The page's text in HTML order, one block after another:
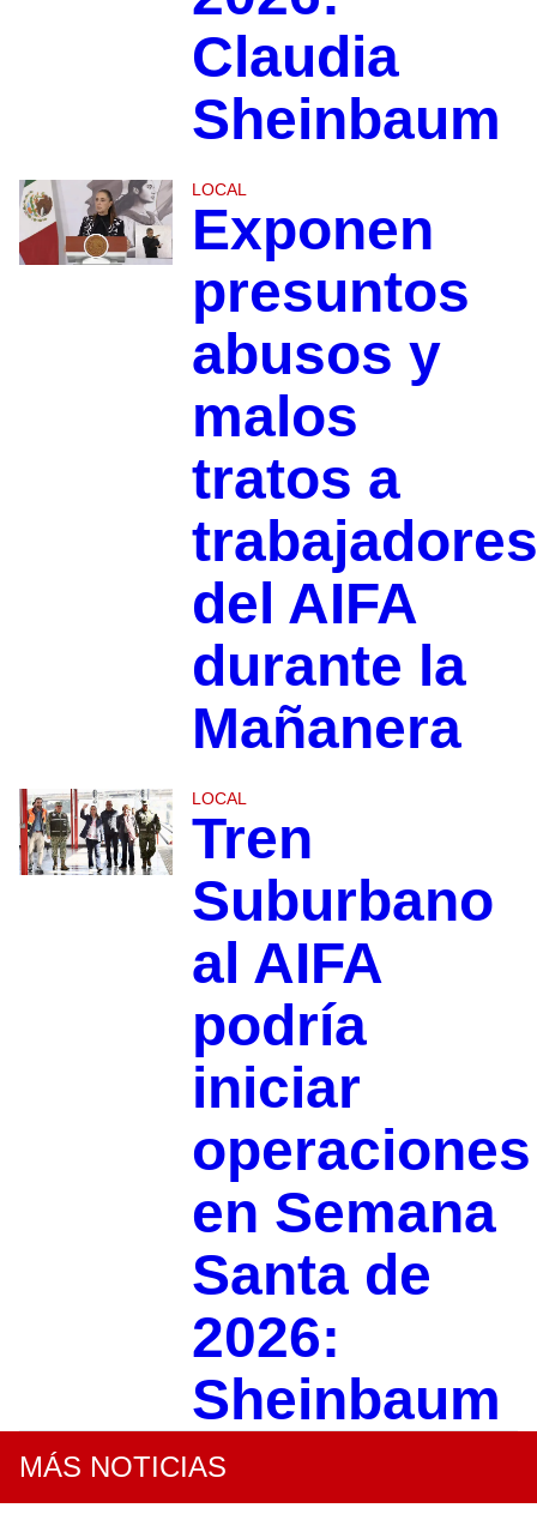
Claudia
Sheinbaum
LOCAL
Exponen
presuntos
abusos y
malos
tratos a
trabajadores
del AIFA
durante la
Mañanera
LOCAL
Tren
Suburbano
al AIFA
podría
iniciar
operaciones
en Semana
Santa de
2026:
Sheinbaum
MÁS NOTICIAS